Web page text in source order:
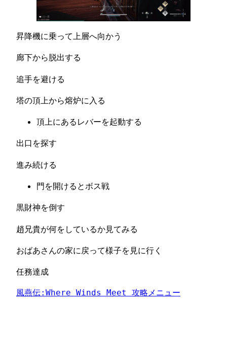
昇降機に乗って上層へ向かう
廊下から脱出する
追手を避ける
塔の頂上から熔炉に入る
頂上にあるレバーを起動する
出口を探す
進み続ける
門を開けるとボス戦
黒財神を倒す
趙兄貴が何をしているか見てみる
おばあさんの家に戻って様子を見に行く
任務達成
風燕伝:Where Winds Meet 攻略メニュー